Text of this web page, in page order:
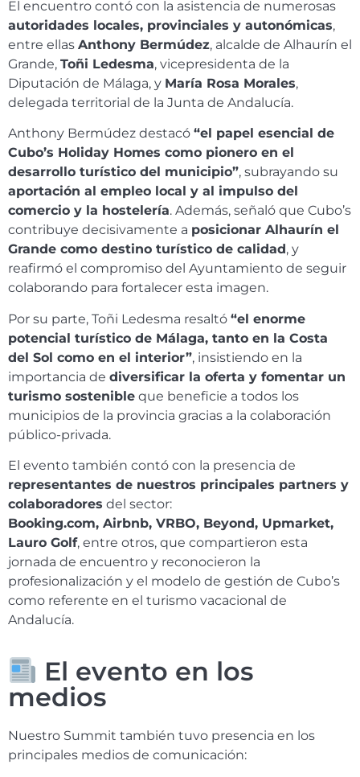
El encuentro contó con la asistencia de numerosas
autoridades locales, provinciales y autonómicas,
entre ellas Anthony Bermúdez, alcalde de Alhaurín el
Grande, Toñi Ledesma, vicepresidenta de la
Diputación de Málaga, y María Rosa Morales,
delegada territorial de la Junta de Andalucía.
Anthony Bermúdez destacó “el papel esencial de
Cubo’s Holiday Homes como pionero en el
desarrollo turístico del municipio”, subrayando su
aportación al empleo local y al impulso del
comercio y la hostelería. Además, señaló que Cubo’s
contribuye decisivamente a posicionar Alhaurín el
Grande como destino turístico de calidad, y
reafirmó el compromiso del Ayuntamiento de seguir
colaborando para fortalecer esta imagen.
Por su parte, Toñi Ledesma resaltó “el enorme
potencial turístico de Málaga, tanto en la Costa
del Sol como en el interior”, insistiendo en la
importancia de diversificar la oferta y fomentar un
turismo sostenible que beneficie a todos los
municipios de la provincia gracias a la colaboración
público-privada.
El evento también contó con la presencia de
representantes de nuestros principales partners y
colaboradores del sector:
Booking.com, Airbnb, VRBO, Beyond, Upmarket,
Lauro Golf, entre otros, que compartieron esta
jornada de encuentro y reconocieron la
profesionalización y el modelo de gestión de Cubo’s
como referente en el turismo vacacional de
Andalucía.
El evento en los
medios
Nuestro Summit también tuvo presencia en los
principales medios de comunicación: